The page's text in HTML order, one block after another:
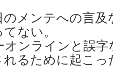
のメンテへの言
ない。
オンラインと誤
れるために起こっ